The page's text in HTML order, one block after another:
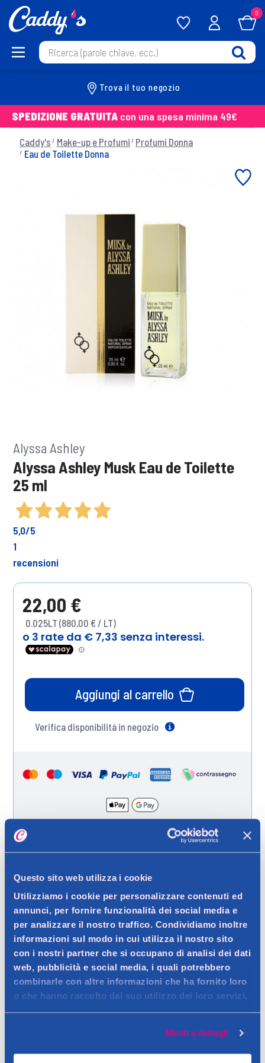
Questo sito web utilizza i cookie
Utilizziamo i cookie per personalizzare contenuti ed
annunci, per fornire funzionalità dei social media e
per analizzare il nostro traffico. Condividiamo inoltre
informazioni sul modo in cui utilizza il nostro sito
con i nostri partner che si occupano di analisi dei dati
web, pubblicità e social media, i quali potrebbero
combinarle con altre informazioni che ha fornito loro
o che hanno raccolto dal suo utilizzo dei loro servizi.
Mostra dettagli
0
Trova il tuo negozio
SPEDIZIONE GRATUITA con una spesa minima 49€
Caddy's Make-up e Profumi Profumi Donna
Eau de Toilette Donna
Alyssa Ashley
Alyssa Ashley Musk Eau de Toilette
25 ml
5,0/5
1
recensioni
22,00 €
0.025LT (880,00 € / LT)
Aggiungi al carrello
Verifica disponibilità in negozio
Dettagli prodotto
Descrizione
Unico ed inestimabile per la presenza di piu di cento ingredienti
raffinati in tutto il mondo per donare quel senso di calore e di
sensualita che tutte le donne desiderano e amano.